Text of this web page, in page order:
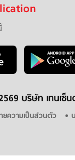
บริษัท เทนเซ็
ยความเป็นส่วนตัว